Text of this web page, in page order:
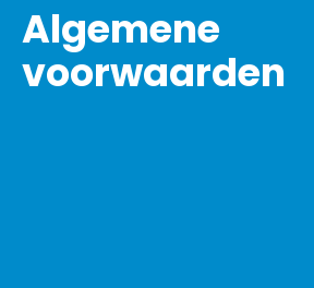
Algemene
voorwaarden